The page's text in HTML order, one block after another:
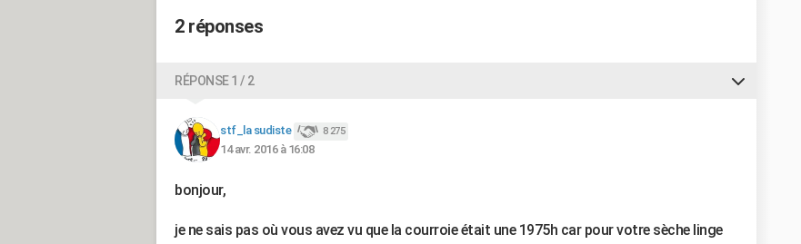
2 réponses
RÉPONSE 1 / 2
stf_la sudiste 8 275
14 avr. 2016 à 16:08
bonjour,
je ne sais pas où vous avez vu que la courroie était une 1975h car pour votre sèche linge